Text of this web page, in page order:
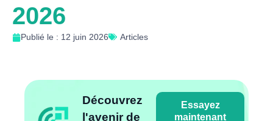
2026
Publié le : 12 juin 2026 Articles
Découvrez
l'avenir de
Essayez
maintenant